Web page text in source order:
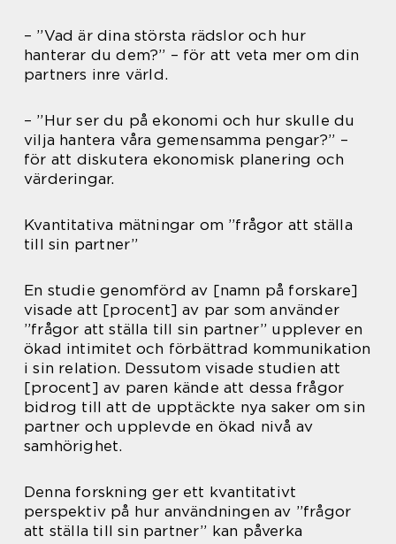
– ”Vad är dina största rädslor och hur
hanterar du dem?” – för att veta mer om din
partners inre värld.
– ”Hur ser du på ekonomi och hur skulle du
vilja hantera våra gemensamma pengar?” –
för att diskutera ekonomisk planering och
värderingar.
Kvantitativa mätningar om ”frågor att ställa
till sin partner”
En studie genomförd av [namn på forskare]
visade att [procent] av par som använder
”frågor att ställa till sin partner” upplever en
ökad intimitet och förbättrad kommunikation
i sin relation. Dessutom visade studien att
[procent] av paren kände att dessa frågor
bidrog till att de upptäckte nya saker om sin
partner och upplevde en ökad nivå av
samhörighet.
Denna forskning ger ett kvantitativt
perspektiv på hur användningen av ”frågor
att ställa till sin partner” kan påverka